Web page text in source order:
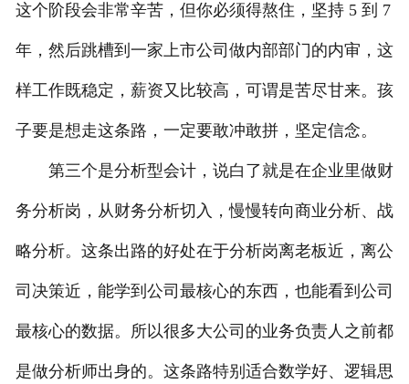
这个阶段会非常辛苦，但你必须得熬住，坚持 5 到 7
年，然后跳槽到一家上市公司做内部部门的内审，这
样工作既稳定，薪资又比较高，可谓是苦尽甘来。孩
子要是想走这条路，一定要敢冲敢拼，坚定信念。
第三个是分析型会计，说白了就是在企业里做财
务分析岗，从财务分析切入，慢慢转向商业分析、战
略分析。这条出路的好处在于分析岗离老板近，离公
司决策近，能学到公司最核心的东西，也能看到公司
最核心的数据。所以很多大公司的业务负责人之前都
是做分析师出身的。这条路特别适合数学好、逻辑思